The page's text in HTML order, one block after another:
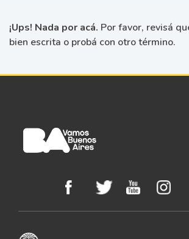
¡Ups! Nada por acá. Por favor, revisá
bien escrita o probá con otro término.